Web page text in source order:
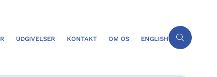
UDGIVELSER KONTAKT OM OS ENGLISH